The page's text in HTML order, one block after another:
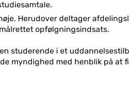
Herudover deltager
opfølgningsindsats.
studerende i et
myndighed med henblik på at